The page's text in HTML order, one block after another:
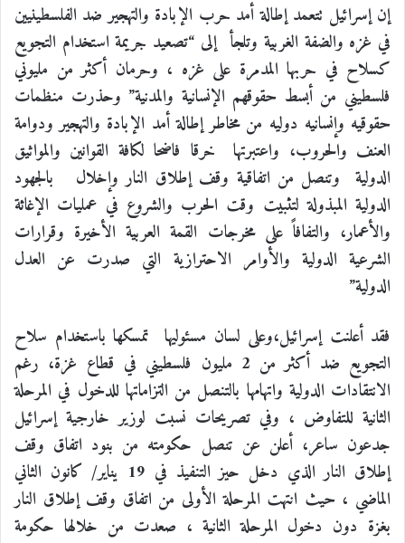
س
ت
إن إسرائيل تتعمد إطالة أمد حرب الإبادة والتهجير ضد الفلسطينيين
في غزه والضفة الغربية وتلجأ إلى “تصعيد جريمة استخدام التجويع
كسلاح في حربها المدمرة على غزه ، وحرمان أكثر من مليوني
فلسطيني من أبسط حقوقهم الإنسانية والمدنية”وحذرت منظمات
حقوقيه وإنسانيه دوليه من مخاطر إطالة أمد الإبادة والتهجير ودوامة
العنف والحروب، واعتبرتها خرقا فاضحا لكافة القوانين والمواثيق
الدولية وتنصل من اتفاقية وقف إطلاق النار وإخلال بالجهود
الدولية المبذولة لتثبيت وقت الحرب والشروع في عمليات الإغاثة
والأعمار، والتفافاً على مخرجات القمة العربية الأخيرة وقرارات
الشرعية الدولية والأوامر الاحترازية التي صدرت عن العدل
الدولية”
فقد أعلنت إسرائيل،وعلى لسان مسئوليها تمسكها باستخدام سلاح
التجويع ضد أكثر من 2 مليون فلسطيني في قطاع غزة، رغم
الانتقادات الدولية واتهامها بالتنصل من التزاماتها للدخول في المرحلة
الثانية للتفاوض ، وفي تصريحات نسبت لوزير خارجية إسرائيل
جدعون ساعر، أعلن عن تنصل حكومته من بنود اتفاق وقف
إطلاق النار الذي دخل حيز التنفيذ في 19 يناير/ كانون الثاني
الماضي ، حيث انتهت المرحلة الأولى من اتفاق وقف إطلاق النار
بغزة دون دخول المرحلة الثانية ، صعدت من خلالها حكومة